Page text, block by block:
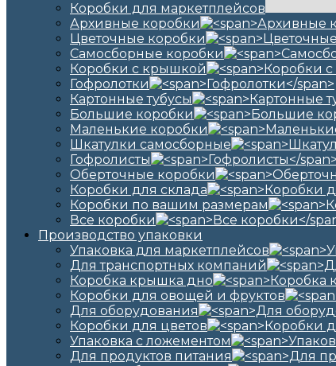
Коробки для маркетплейсов
Архивные коробки
Цветочные коробки
Самосборные коробки
Коробки с крышкой
Гофролотки
Картонные тубусы
Большие коробки
Маленькие коробки
Шкатулки самосборные
Гофролисты
Оберточные коробки
Коробки для склада
Коробки по вашим размерам
Все коробки
Производство упаковки
Упаковка для маркетплейсов
Для транспортных компаний
Коробка крышка дно
Коробки для овощей и фруктов
Для оборудования
Коробки для цветов
Упаковка с ложементом
Для продуктов питания